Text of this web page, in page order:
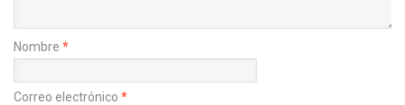
Nombre *
Correo electrónico *